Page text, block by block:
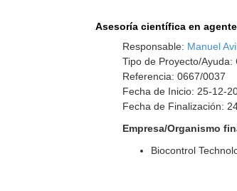
Asesoría científica en
Responsable: Manuel
Tipo de Proyecto/
Referencia: 0667/0037
Fecha de Inicio: 25-12-
Fecha de Finalización:
Empresa/Organismo
Biocontrol